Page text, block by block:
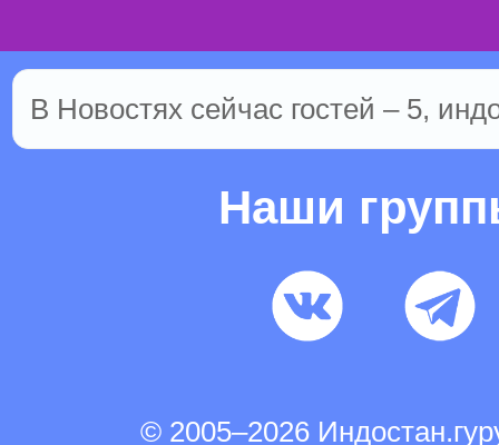
В Новостях сейчас гостей – 5,
Наши
© 2005–2026